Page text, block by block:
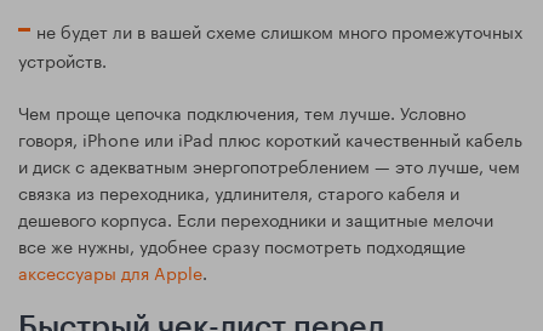
не будет ли в вашей схеме слишком много промежуточных
устройств.
Чем проще цепочка подключения, тем лучше. Условно
говоря, iPhone или iPad плюс короткий качественный кабель
и диск с адекватным энергопотреблением — это лучше, чем
связка из переходника, удлинителя, старого кабеля и
дешевого корпуса. Если переходники и защитные мелочи
все же нужны, удобнее сразу посмотреть подходящие
аксессуары для Apple.